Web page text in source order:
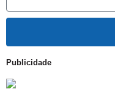
Publicidade